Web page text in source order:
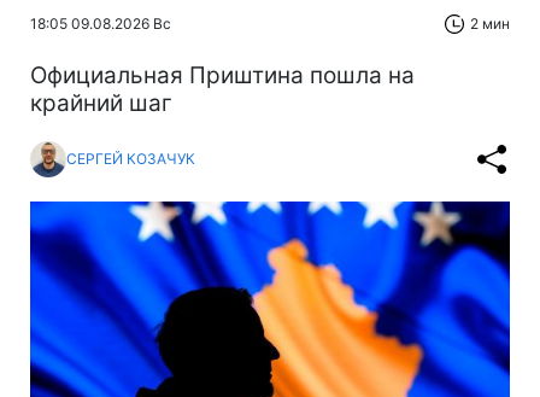
18:05 09.08.2026 Вс 2 мин
Официальная Приштина пошла на
крайний шаг
СЕРГЕЙ КОЗАЧУК